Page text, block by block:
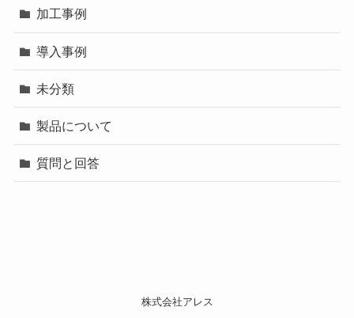
加工事例
導入事例
未分類
製品について
質問と回答
株式会社アレス